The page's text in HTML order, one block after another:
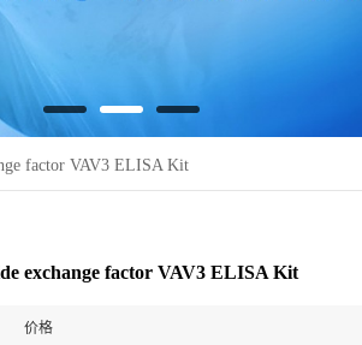
factor VAV3 ELISA Kit
exchange factor VAV3 ELISA Kit
价格